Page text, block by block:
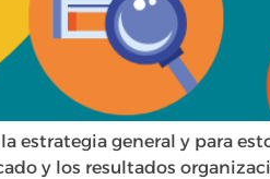
estrategia general y para
y los resultados